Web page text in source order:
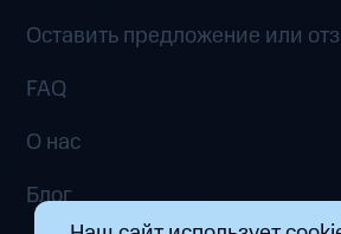
Оставить предложение или
FAQ
О нас
Блог